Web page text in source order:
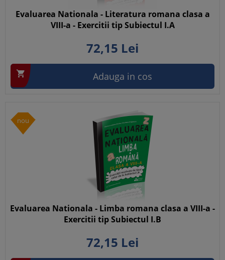
Evaluarea Nationala - Literatura romana clasa a
VIII-a - Exercitii tip Subiectul I.A
72,15 Lei
 Adauga in cos
nou
Evaluarea Nationala - Limba romana clasa a VIII-a -
Exercitii tip Subiectul I.B
72,15 Lei